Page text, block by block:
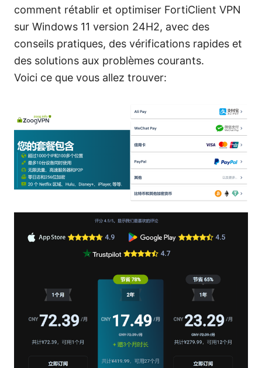
comment rétablir et optimiser FortiClient VPN
sur Windows 11 version 24H2, avec des
conseils pratiques, des vérifications rapides et
des solutions aux problèmes courants.
Voici ce que vous allez trouver: